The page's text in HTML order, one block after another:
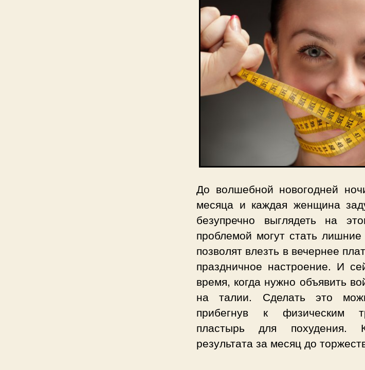
До волшебной новогодней
месяца и каждая женщина
безупречно выглядеть на
проблемой могут стать
позволят влезть в вечернее
праздничное настроение. И
время, когда нужно объявить
на талии. Сделать это
прибегнув к физическим
пластырь для похудения.
результата за месяц до